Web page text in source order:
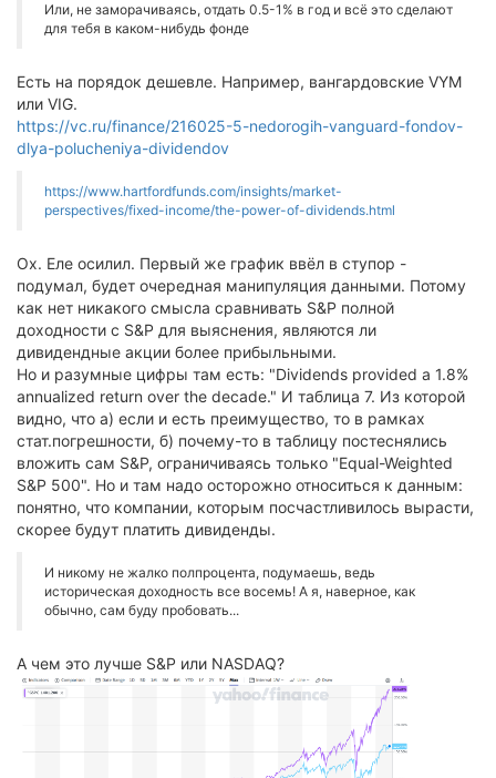
Или, не заморачиваясь, отдать 0.5-1% в год и всё это сделают
для тебя в каком-нибудь фонде
Есть на порядок дешевле. Например, вангардовские VYM
или VIG.
https://vc.ru/finance/216025-5-nedorogih-vanguard-fondov-
dlya-polucheniya-dividendov
https://www.hartfordfunds.com/insights/market-
perspectives/fixed-income/the-power-of-dividends.html
Ох. Еле осилил. Первый же график ввёл в ступор -
подумал, будет очередная манипуляция данными. Потому
как нет никакого смысла сравнивать S&P полной
доходности с S&P для выяснения, являются ли
дивидендные акции более прибыльными.
Но и разумные цифры там есть: "Dividends provided a 1.8%
annualized return over the decade." И таблица 7. Из которой
видно, что а) если и есть преимущество, то в рамках
стат.погрешности, б) почему-то в таблицу постеснялись
вложить сам S&P, ограничиваясь только "Equal-Weighted
S&P 500". Но и там надо осторожно относиться к данным:
понятно, что компании, которым посчастливилось вырасти,
скорее будут платить дивиденды.
И никому не жалко полпроцента, подумаешь, ведь
историческая доходность все восемь! А я, наверное, как
обычно, сам буду пробовать...
А чем это лучше S&P или NASDAQ?